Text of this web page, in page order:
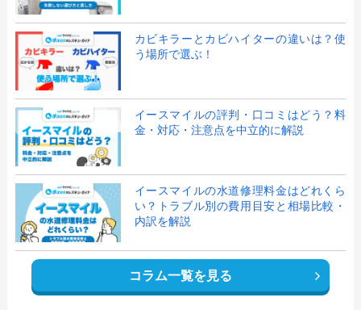
カビキラーとカビハイターの違いは？使
う場所で選ぶ！
イースマイルの評判・口コミはどう？料
金・対応・注意点を中立的に解説
イースマイルの水道修理料金はどれくら
い？トラブル別の費用目安と相場比較・
内訳を解説
コラム一覧を見る